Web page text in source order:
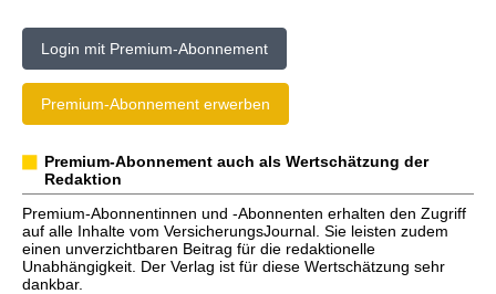
Login mit Premium-Abonnement
Premium-Abonnement erwerben
Premium-Abonnement auch als Wertschätzung der
Redaktion
Premium-Abonnentinnen und -Abonnenten erhalten den Zugriff
auf alle Inhalte vom VersicherungsJournal. Sie leisten zudem
einen unverzichtbaren Beitrag für die redaktionelle
Unabhängigkeit. Der Verlag ist für diese Wertschätzung sehr
dankbar.